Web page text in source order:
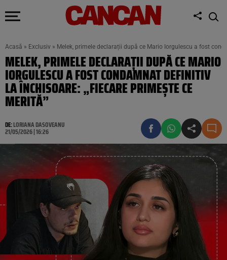
Acasă » Exclusiv » Melek, primele declarații după ce Mario Iorgulescu a fost
MELEK, PRIMELE DECLARAȚII DUPĂ CE MARIO
IORGULESCU A FOST CONDAMNAT DEFINITIV
LA ÎNCHISOARE: „FIECARE PRIMEȘTE CE
MERITĂ”
DE:LORIANA DASOVEANU
21/05/2026 | 16:26